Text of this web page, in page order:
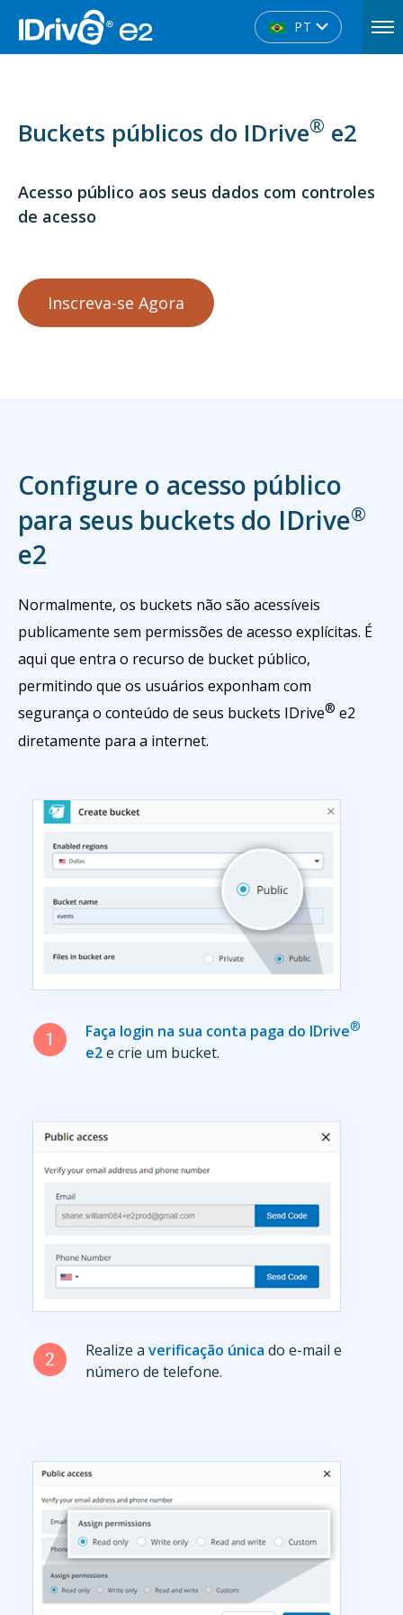
PT
Buckets públicos do IDrive® e2
Acesso público aos seus dados com controles
de acesso
Inscreva-se Agora
Configure o acesso público
para seus buckets do IDrive®
e2
Normalmente, os buckets não são acessíveis
publicamente sem permissões de acesso explícitas. É
aqui que entra o recurso de bucket público,
permitindo que os usuários exponham com
segurança o conteúdo de seus buckets IDrive® e2
diretamente para a internet.
Faça login na sua conta paga do IDrive®
e2e crie um bucket.
Realize a verificação única do e-mail e
número de telefone.